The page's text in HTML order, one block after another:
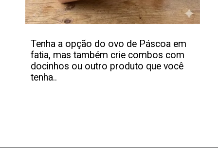
Tenha a opção do ovo de Páscoa em
fatia, mas também crie combos com
docinhos ou outro produto que você
tenha..